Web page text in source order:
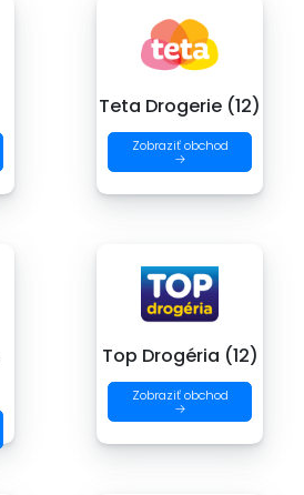
Teta Drogerie (12)
Zobraziť obchod
→
Top Drogéria (12)
Zobraziť obchod
→